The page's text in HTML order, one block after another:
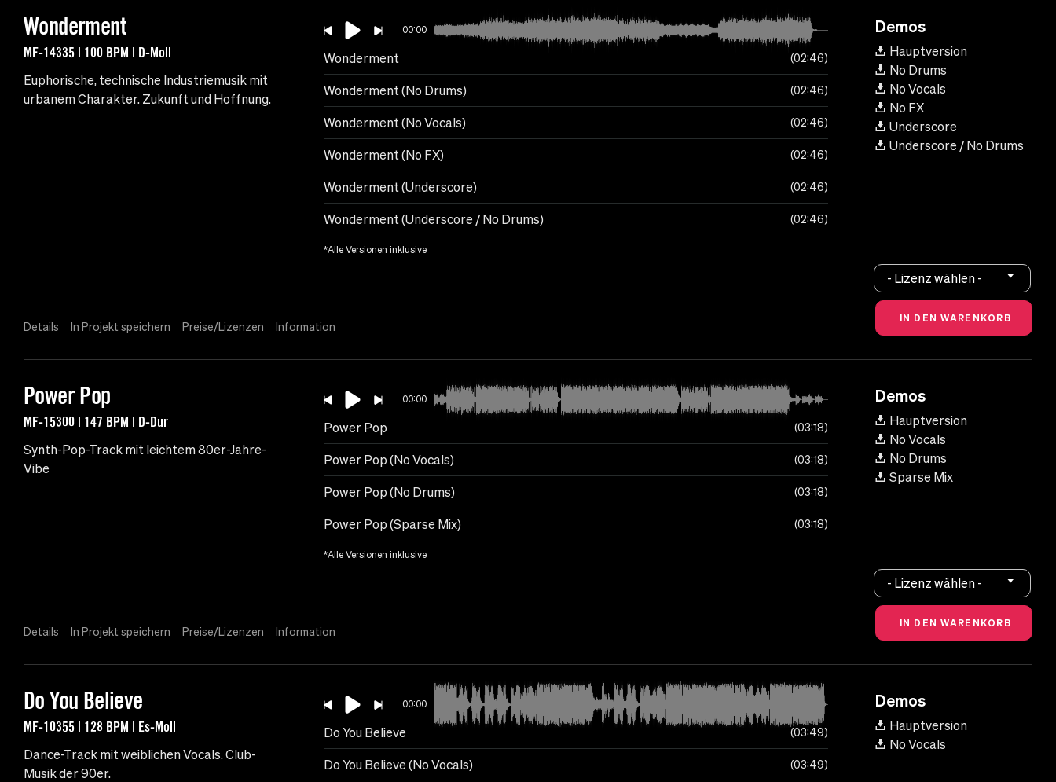
Wonderment
MF-14335 | 100 BPM | D-Moll
Euphorische, technische Industriemusik mit
urbanem Charakter. Zukunft und Hoffnung.
00:00
Wonderment 02:46
Wonderment (No Drums) 02:46
Wonderment (No Vocals) 02:46
Wonderment (No FX) 02:46
Wonderment (Underscore) 02:46
Wonderment (Underscore / No Drums) 02:46
*Alle Versionen inklusive
Demos
Hauptversion
No Drums
No Vocals
No FX
Underscore
Underscore / No Drums
Details In Projekt speichern Preise/Lizenzen Information
- Lizenz wählen -
Power Pop
MF-15300 | 147 BPM | D-Dur
Synth-Pop-Track mit leichtem 80er-Jahre-
Vibe
00:00
Power Pop 03:18
Power Pop (No Vocals) 03:18
Power Pop (No Drums) 03:18
Power Pop (Sparse Mix) 03:18
*Alle Versionen inklusive
Demos
Hauptversion
No Vocals
No Drums
Sparse Mix
Details In Projekt speichern Preise/Lizenzen Information
- Lizenz wählen -
Do You Believe
MF-10355 | 128 BPM | Es-Moll
Dance-Track mit weiblichen Vocals. Club-
Musik der 90er.
00:00
Do You Believe 03:49
Do You Believe (No Vocals) 03:49
Demos
Hauptversion
No Vocals